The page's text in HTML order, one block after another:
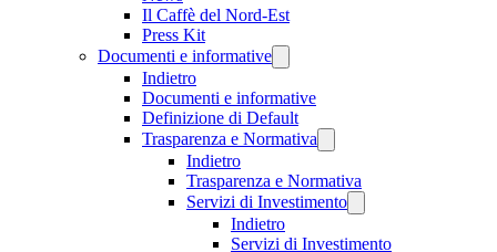
Il Caffè del Nord-Est
Press Kit
Documenti e informative
Indietro
Documenti e informative
Definizione di Default
Trasparenza e Normativa
Indietro
Trasparenza e Normativa
Servizi di Investimento
Indietro
Servizi di Investimento